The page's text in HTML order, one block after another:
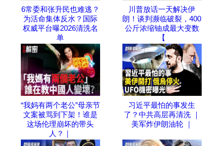
6常委和张升民也难逃？
为活命集体反水？国际
权威平台曝2026清洗名
单
川普放话一天解决伊
朗！谈判濒临破裂，400
公斤浓缩铀成最大变数
【
“我妈有两个老公”母亲节
文案被骂到下架！谁是
这场伦理崩坏的带头
人？｜
习近平最怕的事发生
了？中共高层再清洗 ｜
美军炸伊朗油轮 ｜